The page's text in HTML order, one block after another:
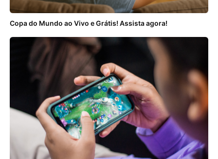
Copa do Mundo ao Vivo e Grátis! Assista agora!